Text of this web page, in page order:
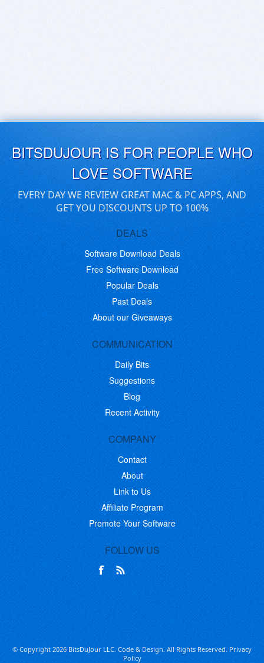
BITSDUJOUR IS FOR PEOPLE WHO
LOVE SOFTWARE
EVERY DAY WE REVIEW GREAT MAC & PC APPS, AND
GET YOU DISCOUNTS UP TO 100%
DEALS
Software Download Deals
Free Software Download
Popular Deals
Past Deals
About our Giveaways
COMMUNICATION
Daily Bits
Suggestions
Blog
Recent Activity
COMPANY
Contact
About
Link to Us
Affiliate Program
Promote Your Software
FOLLOW US
© Copyright 2026 BitsDuJour LLC. Code & Design. All Rights Reserved.Privacy
Policy